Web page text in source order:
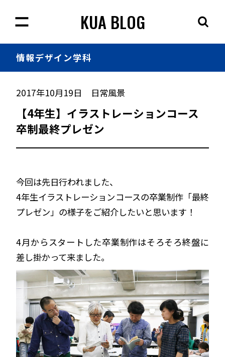
KUA BLOG
情報デザイン学科
2017年10月19日 日常風景
【4年生】イラストレーションコース
卒制最終プレゼン
今回は先日行われました、
4年生イラストレーションコースの卒業制作「最終
プレゼン」の様子をご紹介したいと思います！
4月からスタートした卒業制作はそろそろ終盤に
差し掛かって来ました。